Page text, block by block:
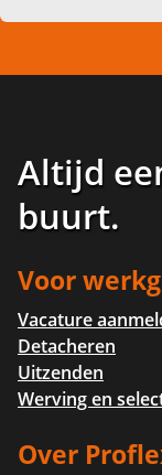
Altijd
buurt.
Voor
Vacature
Detacheren
Uitzenden
Werving en
Over